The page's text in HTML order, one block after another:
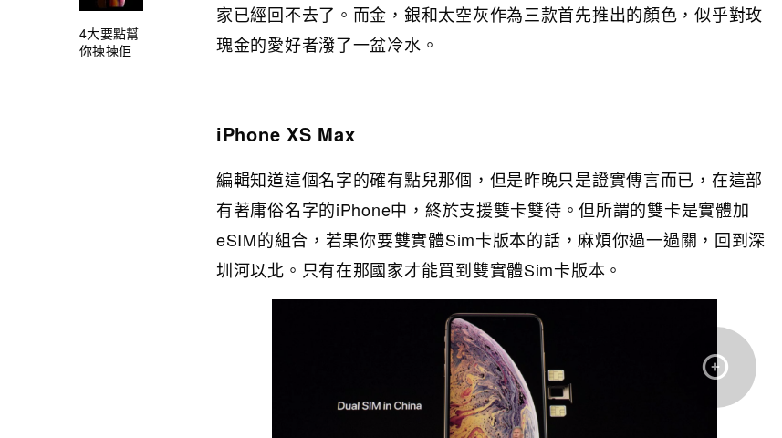
4大要點幫
你揀揀佢
家已經回不去了。而金，銀和太空灰作為三款首先推出的顏色，似乎對玫
瑰金的愛好者潑了一盆冷水。
iPhone XS Max
編輯知道這個名字的確有點兒那個，但是昨晚只是證實傳言而已，在這部
有著庸俗名字的iPhone中，終於支援雙卡雙待。但所謂的雙卡是實體加
eSIM的組合，若果你要雙實體Sim卡版本的話，麻煩你過一過關，回到深
圳河以北。只有在那國家才能買到雙實體Sim卡版本。